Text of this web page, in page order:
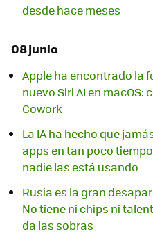
desde hace meses
08 junio
Apple ha encontrado la
nuevo Siri AI en
Cowork
La IA ha hecho que
apps en tan poco
nadie las está usando
Rusia es la gran
No tiene ni chips ni
da las sobras